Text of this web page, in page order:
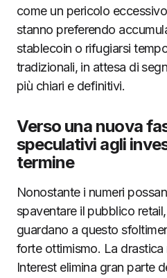
come un pericolo
stanno preferendo
stablecoin o rifugiarsi
tradizionali, in attesa di
più chiari e definitivi.
Verso una nuova
speculativi agli
termine
Nonostante i numeri
spaventare il pubblico
guardano a questo
forte ottimismo. La drastica
Interest elimina gran parte